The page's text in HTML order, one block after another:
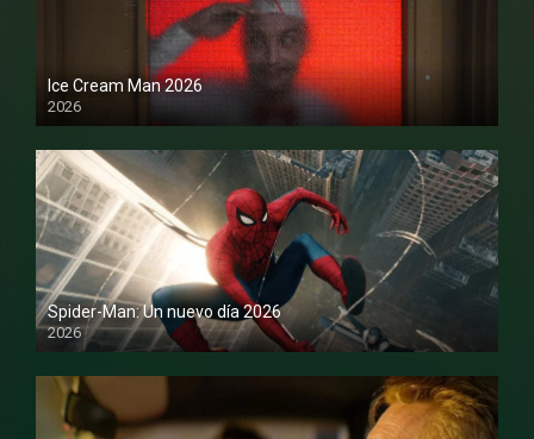
Ice Cream Man 2026
2026
Spider-Man: Un nuevo día 2026
2026
1080P